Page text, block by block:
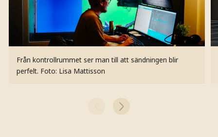
Från kontrollrummet ser man till att sändningen blir
perfelt. Foto: Lisa Mattisson